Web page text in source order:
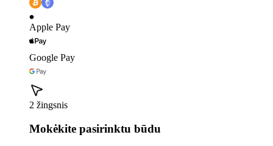
Apple Pay
Google Pay
2 žingsnis
Mokėkite pasirinktu būdu